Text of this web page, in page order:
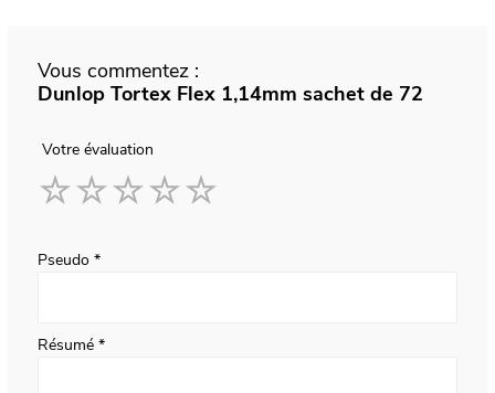
Vous commentez :
Dunlop Tortex Flex 1,14mm sachet de 72
Votre évaluation
Pseudo
Résumé